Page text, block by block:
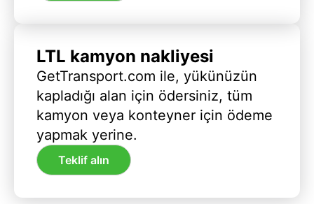
LTL kamyon nakliyesi
GetTransport.com ile, yükünüzün
kapladığı alan için ödersiniz, tüm
kamyon veya konteyner için ödeme
yapmak yerine.
Teklif alın